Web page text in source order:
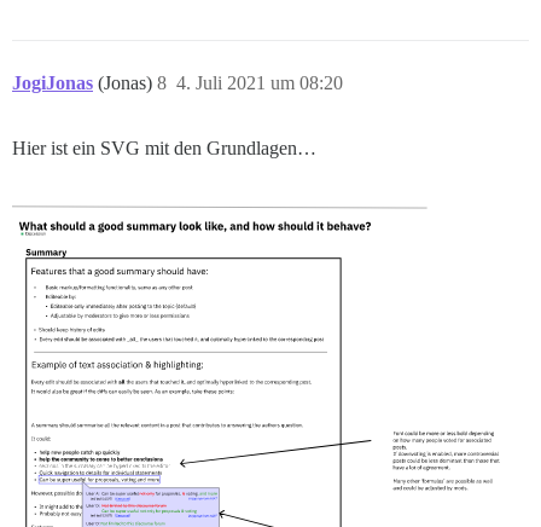
JogiJonas (Jonas) 4. Juli 2021 um 08:20
8
Hier ist ein SVG mit den Grundlagen…